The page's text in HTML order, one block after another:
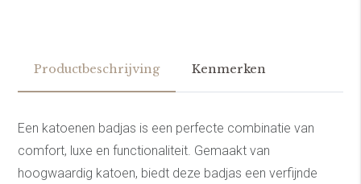
Productbeschrijving Kenmerken
Een katoenen badjas is een perfecte combinatie van
comfort, luxe en functionaliteit. Gemaakt van
hoogwaardig katoen, biedt deze badjas een verfijnde